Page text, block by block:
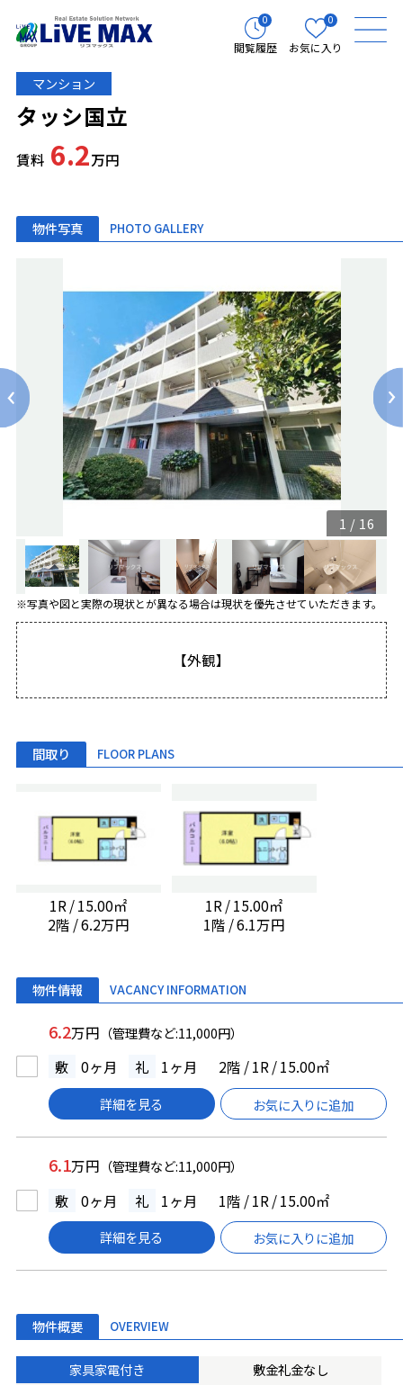
0
閲覧履歴
0
お気に入り
マンション
タッシ国立
賃料 6.2万円
物件写真 PHOTO GALLERY
1 / 16
※写真や図と実際の現状とが異なる場合は現状を優先させていただきます。
【外観】
間取り FLOOR PLANS
1R / 15.00㎡
2階 / 6.2万円
1R / 15.00㎡
1階 / 6.1万円
物件情報 VACANCY INFORMATION
6.2万円 （管理費など:11,000円）
敷 0ヶ月 礼 1ヶ月 2階 / 1R / 15.00㎡
詳細を見る お気に入りに追加
6.1万円 （管理費など:11,000円）
敷 0ヶ月 礼 1ヶ月 1階 / 1R / 15.00㎡
詳細を見る お気に入りに追加
物件概要 OVERVIEW
家具家電付き
敷金礼金なし